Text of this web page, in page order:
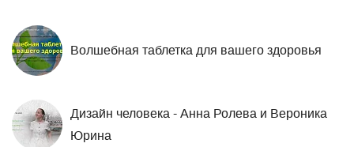
Волшебная таблетка для вашего здоровья
Дизайн человека - Анна Ролева и Вероника
Юрина